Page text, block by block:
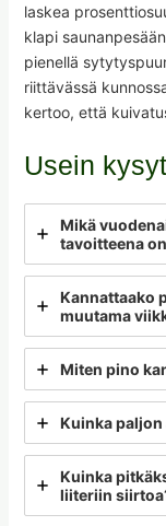
laskea
klapi
pienellä
riittävässä
kertoo, että
Usein
Mikä
tavoitteena
Kannattaako
muutama
Miten pino
Kuinka
Kuinka
liiteriin